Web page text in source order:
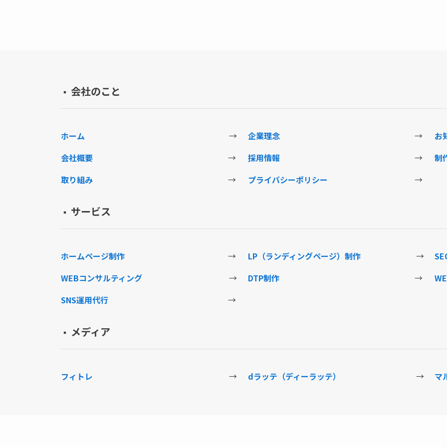
▪️ 会社のこと
ホーム
→
会社概要
→
取り組み
→
企業理念
→
採用情報
→
プライバシーポリシー
→
お
制
▪️ サービス
ホームページ制作
→
WEBコンサルティング
→
SNS運用代行
→
LP（ランディングページ）制作
→
DTP制作
→
▪️ メディア
フィトレ → dラッテ（ディーラッテ） → マ